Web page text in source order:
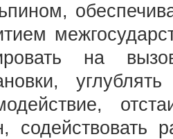
на
содействовать